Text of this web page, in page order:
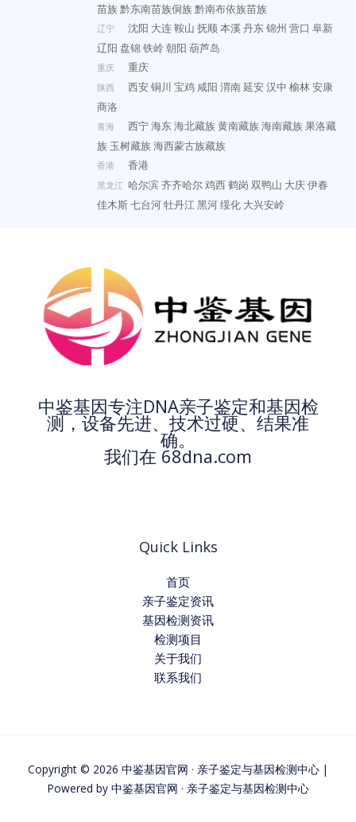
苗族黔东南苗族侗族黔南布依族苗族
辽宁 沈阳 大连鞍山 抚顺本溪丹东锦州 营口 阜新
辽阳 盘锦铁岭朝阳 葫芦岛
重庆 重庆
陕西 西安铜川 宝鸡 咸阳 渭南延安汉中 榆林安康
商洛
青海 西宁海东海北藏族黄南藏族海南藏族果洛藏
族 玉树藏族海西蒙古族藏族
香港 香港
黑龙江 哈尔滨齐齐哈尔鸡西鹤岗 双鸭山 大庆伊春
佳木斯七台河牡丹江黑河绥化 大兴安岭
中鉴基因专注DNA亲子鉴定和基因检
测，设备先进、技术过硬、结果准
确。
我们在 68dna.com
Quick Links
首页
亲子鉴定资讯
基因检测资讯
检测项目
关于我们
联系我们
Copyright © 2026 中鉴基因官网 · 亲子鉴定与基因检测中心 |
Powered by 中鉴基因官网 · 亲子鉴定与基因检测中心